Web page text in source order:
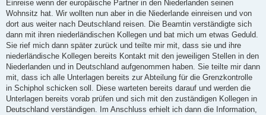
Einreise wenn der europäische Partner in den Niederlanden seinen
Wohnsitz hat. Wir wollten nun aber in die Niederlande einreisen und von
dort aus weiter nach Deutschland reisen. Die Beamtin verständigte sich
dann mit ihren niederländischen Kollegen und bat mich um etwas Geduld.
Sie rief mich dann später zurück und teilte mir mit, dass sie und ihre
niederländische Kollegen bereits Kontakt mit den jeweiligen Stellen in den
Niederlanden und in Deutschland aufgenommen haben. Sie teilte mir dann
mit, dass ich alle Unterlagen bereits zur Abteilung für die Grenzkontrolle
in Schiphol schicken soll. Diese warteten bereits darauf und werden die
Unterlagen bereits vorab prüfen und sich mit den zuständigen Kollegen in
Deutschland verständigen. Im Anschluss erhielt ich dann die Information,